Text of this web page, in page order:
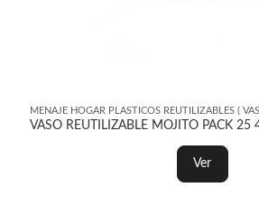
MENAJE HOGAR PLASTICOS REUTILIZABLES (
VASO REUTILIZABLE MOJITO PACK 25
Ver